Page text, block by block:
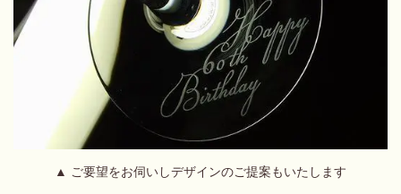
▲ ご要望をお伺いしデザインのご提案もいたします